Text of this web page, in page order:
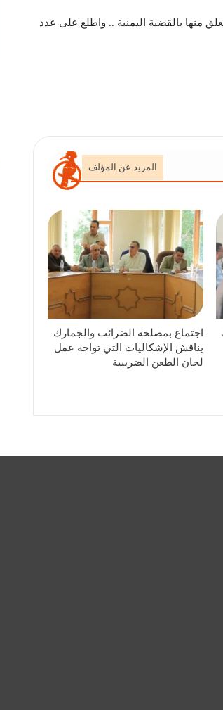
منها بالقضية اليمنية .. واطلع على عدد
المزيد عن المؤلف
اجتماع بمصلحة الضرائب والجمارك
يناقش الإشكاليات التي تواجه عمل
لجان الطعن الضريبية